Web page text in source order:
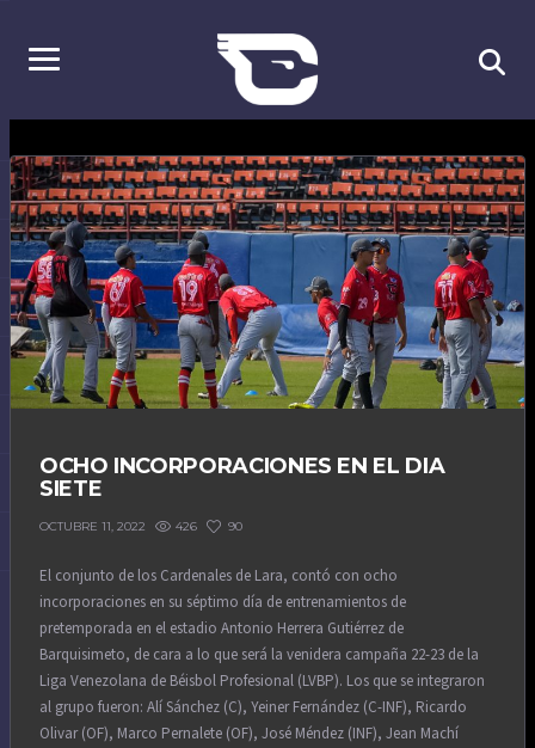
OCHO INCORPORACIONES EN EL DIA
SIETE
OCTUBRE 11, 2022 426 90
El conjunto de los Cardenales de Lara, contó con ocho
incorporaciones en su séptimo día de entrenamientos de
pretemporada en el estadio Antonio Herrera Gutiérrez de
Barquisimeto, de cara a lo que será la venidera campaña 22-23 de la
Liga Venezolana de Béisbol Profesional (LVBP). Los que se integraron
al grupo fueron: Alí Sánchez (C), Yeiner Fernández (C-INF), Ricardo
Olivar (OF), Marco Pernalete (OF), José Méndez (INF), Jean Machí